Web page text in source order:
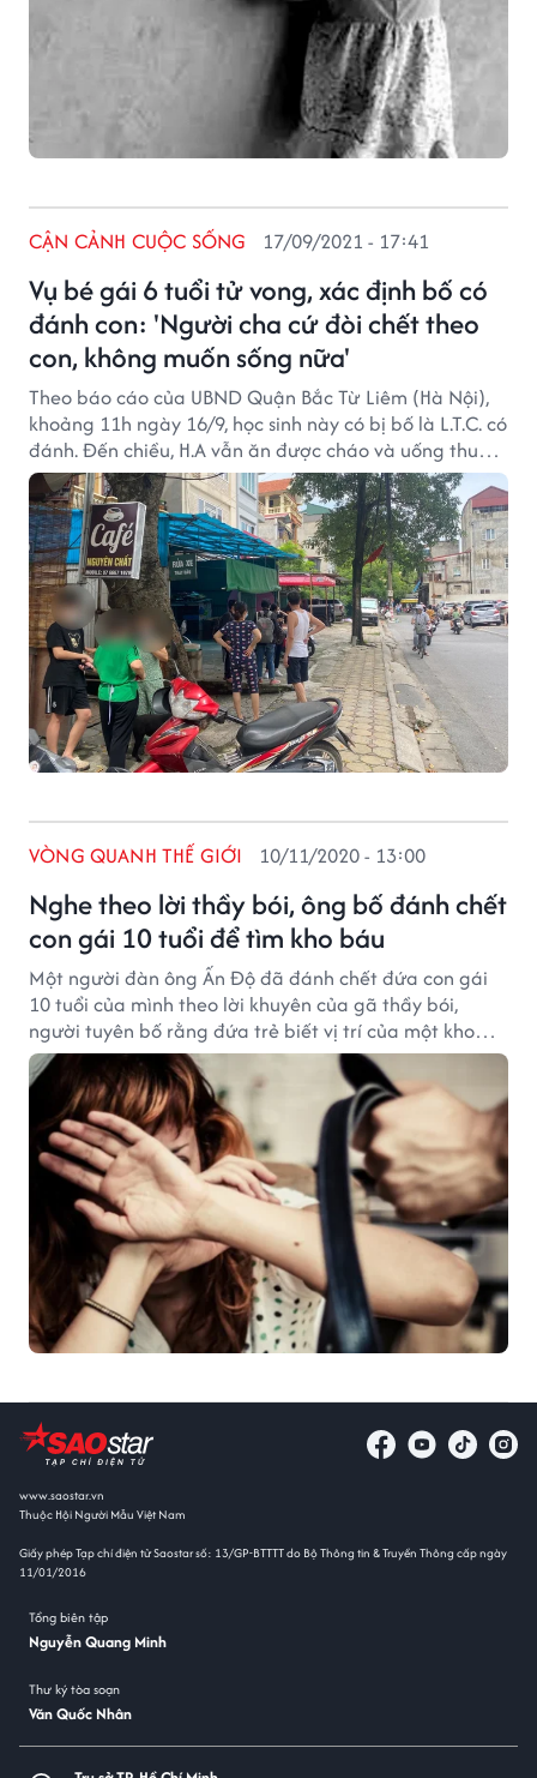
Vụ bé gái 6 tuổi tử vong, xác định bố có
đánh con: 'Người cha cứ đòi chết theo
con, không muốn sống nữa'
CẬN CẢNH CUỘC SỐNG 17/09/2021 - 17:41
Theo báo cáo của UBND Quận Bắc Từ Liêm (Hà Nội),
khoảng 11h ngày 16/9, học sinh này có bị bố là L.T.C. có
đánh. Đến chiều, H.A vẫn ăn được cháo và uống thuốc.
Sau đó, H.A bị nôn nhiều, được gia đình đưa đến bệnh
viện cấp cứu nhưng đã tử vong.
Nghe theo lời thầy bói, ông bố đánh chết
con gái 10 tuổi để tìm kho báu
VÒNG QUANH THẾ GIỚI 10/11/2020 - 13:00
Một người đàn ông Ấn Độ đã đánh chết đứa con gái
10 tuổi của mình theo lời khuyên của gã thầy bói,
người tuyên bố rằng đứa trẻ biết vị trí của một kho
báu được chôn giấu bí mật.
www.saostar.vn
Thuộc Hội Người Mẫu Việt Nam
Giấy phép Tạp chí điện tử Saostar số: 13/GP-BTTTT do Bộ Thông tin & Truyền Thông cấp ngày
11/01/2016
Tổng biên tập
Nguyễn Quang Minh
Thư ký tòa soạn
Văn Quốc Nhân